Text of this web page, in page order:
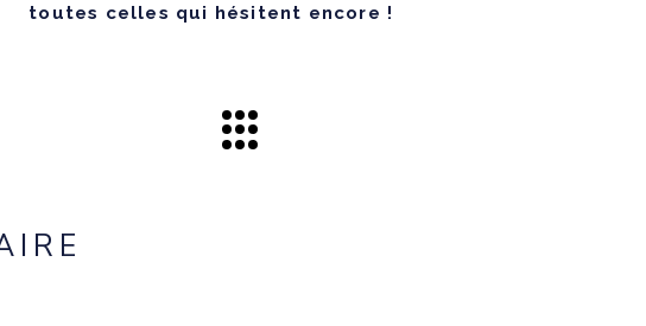
toutes celles qui hésitent encore !